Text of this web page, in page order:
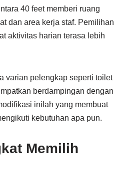
40 feet memberi ruang
dan area kerja staf. Pemilihan
aktivitas harian terasa lebih
varian pelengkap seperti toilet
berdampingan dengan
inilah yang membuat
kebutuhan apa pun.
Memilih